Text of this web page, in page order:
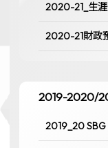
2020-21_生
2020-21財政
2019-2020/
2019_20